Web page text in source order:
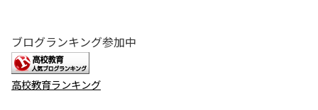
ブログランキング参加中
高校教育ランキング